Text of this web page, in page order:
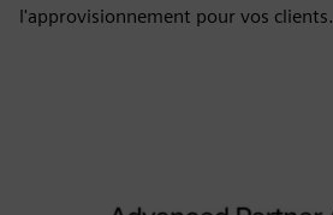
l'approvisionnement pour vos clients.